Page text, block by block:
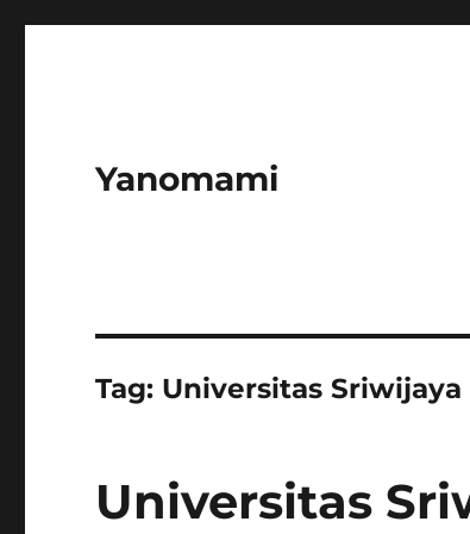
Yanomami
Tag: Universitas Sriwijaya
Universitas